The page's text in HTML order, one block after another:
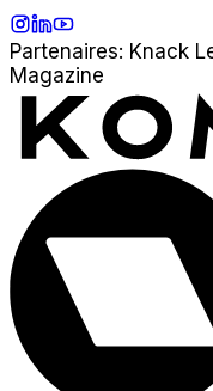
Instagram
LinkedIn
YouTube
Partenaires: Knack
Magazine